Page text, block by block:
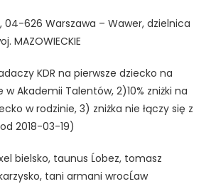
04-626 Warszawa – Wawer, dzielnica
MAZOWIECKIE
KDR na pierwsze dziecko na
Akademii Talentów, 2)10% zniżki na
w rodzinie, 3) zniżka nie łączy się z
2018-03-19)
bielsko, taunus Ĺobez, tomasz
tani armani wrocĹaw